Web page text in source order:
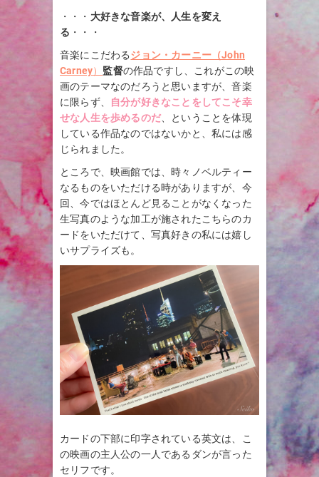
・・・ 大好きな音楽が、人生を変え
る ・・・
音楽にこだわるジョン・カーニー（John
Carney） 監督の作品ですし、これがこの映
画のテーマなのだろうと思いますが、音楽
に限らず、
自分が好きなことをしてこそ幸
せな人生を歩めるのだ、ということを体現
している作品なのではないかと、私には感
じられました。
ところで、映画館では、時々ノベルティー
なるものをいただける時がありますが、今
回、今ではほとんど見ることがなくなった
生写真のような加工が施されたこちらのカ
ードをいただけて、写真好きの私には嬉し
いサプライズも。
カードの下部に印字されている英文は、こ
の映画の主人公の一人であるダンが言った
セリフです。